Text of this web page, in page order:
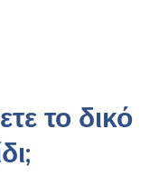
το δικό